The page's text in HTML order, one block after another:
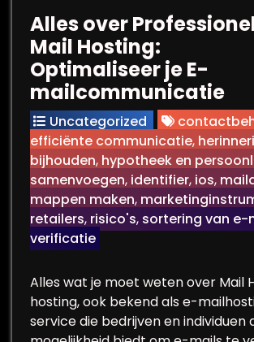
Alles over
Mail Hosting:
Optimaliseer je E-
mailcommunicatie
Uncategorized
efficiënte communicatie,
bijhouden, hypotheek en
samenvoegen, identifier, ios,
mappen maken,
retailers, risico's, sortering van e-
verificatie
Alles wat je moet weten over Mail
hosting, ook bekend als e-
service die bedrijven en individuen